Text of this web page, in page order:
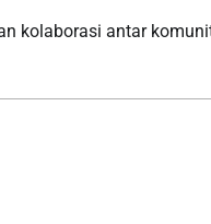
kolaborasi antar